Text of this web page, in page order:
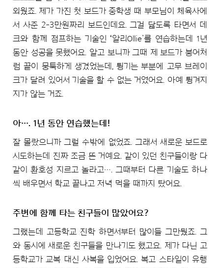
외웠죠. 제가 가진 첫 보드가 중학생 때 부모님이 체육사에
서 사준 2-3만원짜리 보드인데요. 그걸 닳도록 타면서 데
크와 함께 점프하는 기술인 ʻ알리Ollie’를 연습하는데 1년
동안 성공을 못했어요. 알고 보니까 그때 제 보드가 붕어처
럼 끝이 뭉툭하게 생겼었는데, 튕기는 부분에 고무 브레이
크가 달려 있어서 기술을 할 수 없는 거였어요. 아예 튕겨지
지가 않는 거죠.
아…. 1년 동안 연습했는데!
잘 몰랐으니까 그럴 수밖에 없었죠. 그래서 새로운 보드로
시도하는데 진짜 조금 뜬 거예요. 같이 있던 친구들이랑 다
같이 환호성 지르고 놀라고…. 그때부터 다른 기술도 하나
씩 배우면서 학교 끝나고 저녁 먹을 때까지 탔어요.
주변에 함께 타는 친구들이 많았어요?
그랬는데 고등학교 진학 하면서부터 많이들 그만뒀죠. 그
와 동시에 새로운 친구들을 만나기도 했고요. 제가 다닌 고
등학교가 교복 대신 사복을 입었어요. 복고 스타일이 유행